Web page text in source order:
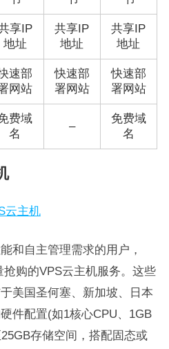
享IP
地址
共享IP
地址
共享IP
地址
速部
网站
快速部
署网站
快速部
署网站
费域
名
–
免费域
名
云主机
和自主管理需求的用户，
抢购的VPS云主机服务。这些
美国圣何塞、新加坡、日本
件配置(如1核心CPU、1GB
存储空间，搭配固态或